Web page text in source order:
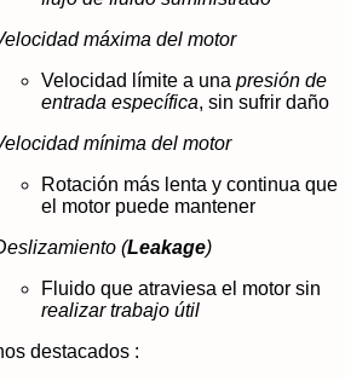
máxima del motor
Velocidad límite a una presión de
entrada específica, sin sufrir daño
mínima del motor
Rotación más lenta y continua que
el motor puede mantener
(Leakage)
Fluido que atraviesa el motor sin
realizar trabajo útil
destacados :